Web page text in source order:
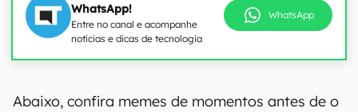
WhatsApp!
Entre no canal e acompanhe
notícias e dicas de tecnologia
WhatsApp
Abaixo, confira memes de momentos antes de o